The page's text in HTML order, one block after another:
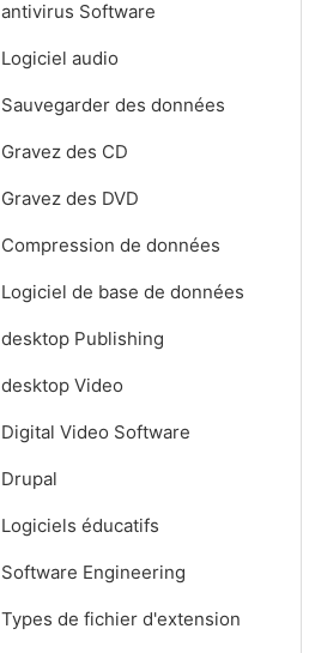
antivirus Software
Logiciel audio
Sauvegarder des données
Gravez des CD
Gravez des DVD
Compression de données
Logiciel de base de données
desktop Publishing
desktop Video
Digital Video Software
Drupal
Logiciels éducatifs
Software Engineering
Types de fichier d'extension